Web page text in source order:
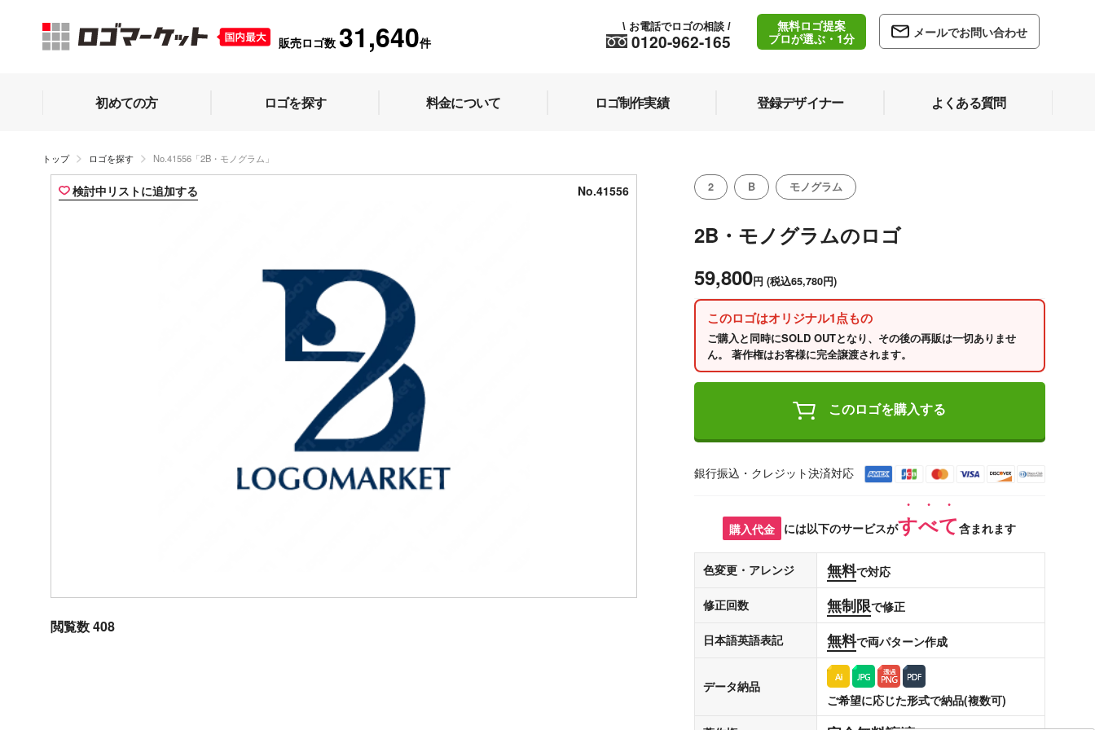
販売ロゴ数 31,640件 0120-962-165
\ お電話でロゴの相談 /
無料ロゴ提案
プロが選ぶ・1分
メールでお問い合わせ
初めての方 ロゴを探す 料金について ロゴ制作実績 登録デザイナー よくある質問
トップ ロゴを探す No.41556「2B・モノグラム」
検討中リストに追加する No.41556
閲覧数 408
2 B モノグラム
2B・モノグラムのロゴ
59,800円 (税込65,780円)
このロゴはオリジナル1点もの
ご購入と同時にSOLD OUTとなり、その後の再販は一切ありませ
ん。 著作権はお客様に完全譲渡されます。
このロゴを購入する
銀行振込・クレジット決済対応
購入代金 には以下のサービスがすべて含まれます
色変更・アレンジ 無料で対応
修正回数 無制限で修正
日本語英語表記 無料で両パターン作成
データ納品
ご希望に応じた形式で納品(複数可)